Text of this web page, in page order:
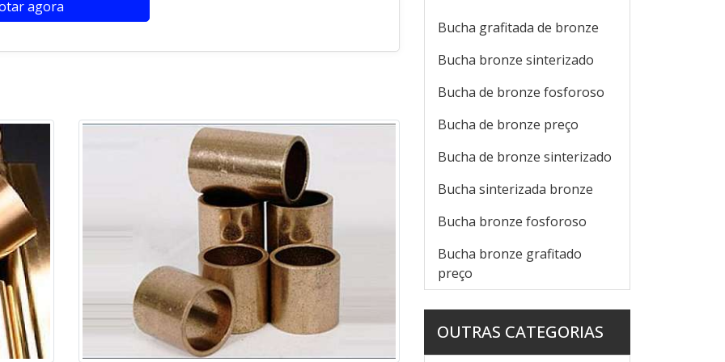
agora
Bucha grafitada de bronze
Bucha bronze sinterizado
Bucha de bronze fosforoso
Bucha de bronze preço
Bucha de bronze sinterizado
Bucha sinterizada bronze
Bucha bronze fosforoso
Bucha bronze grafitado
preço
OUTRAS CATEGORIAS